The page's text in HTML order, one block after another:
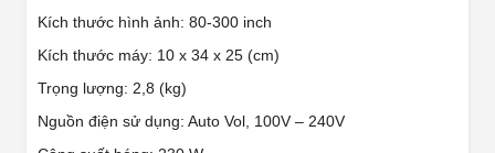
Kích thước hình ảnh: 80-300 inch
Kích thước máy: 10 x 34 x 25 (cm)
Trọng lượng: 2,8 (kg)
Nguồn điện sử dụng: Auto Vol, 100V – 240V